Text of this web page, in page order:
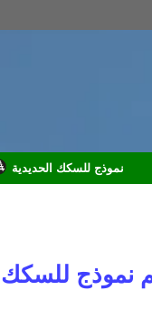
نموذج للسكك الحديدية
للسكك